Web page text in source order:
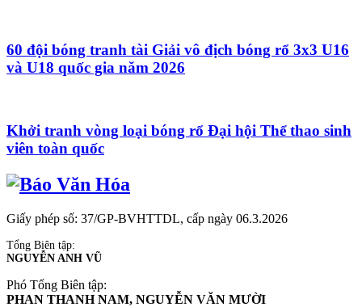
60 đội bóng tranh tài Giải vô địch bóng rổ 3x3 U16
và U18 quốc gia năm 2026
Khởi tranh vòng loại bóng rổ Đại hội Thể thao sinh
viên toàn quốc
Giấy phép số: 37/GP-BVHTTDL, cấp ngày 06.3.2026
Tổng Biên tập:
NGUYỄN ANH VŨ
Phó Tổng Biên tập:
PHAN THANH NAM, NGUYỄN VĂN MƯỜI